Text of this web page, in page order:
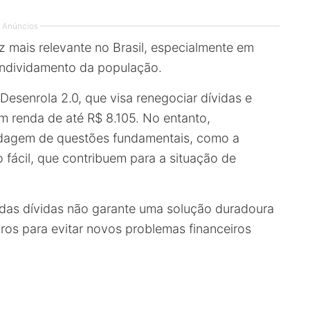
Anúncios
mais relevante no Brasil, especialmente em
da população.
2.0, que visa renegociar dívidas e
renda de até R$ 8.105. No entanto,
de questões fundamentais, como a
que contribuem para a situação de
dívidas não garante uma solução duradoura
para evitar novos problemas financeiros